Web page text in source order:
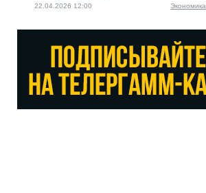
22.04.2026 12:00 Экономика